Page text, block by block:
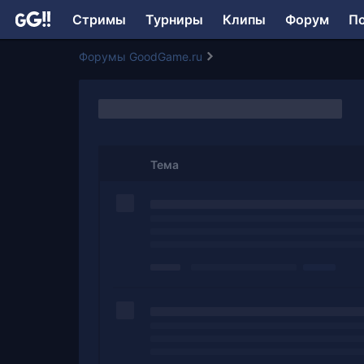
Стримы Турниры Клипы Форум
Форумы GoodGame.ru
Тема